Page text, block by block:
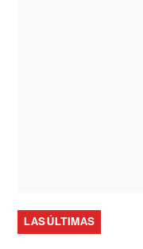
LAS ÚLTIMAS